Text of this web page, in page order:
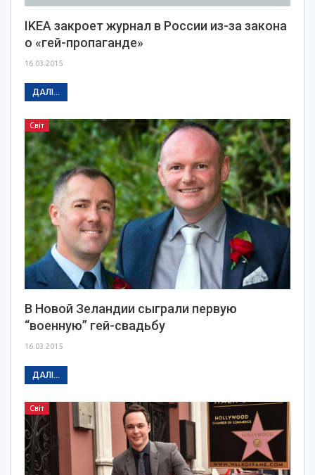
IKEA закроет журнал в России из-за закона
о «гей-пропаганде»
16.03.2015
ДАЛІ...
Світ
В Новой Зеландии сыграли первую
“военную” гей-свадьбу
16.03.2015
ДАЛІ...
Світ